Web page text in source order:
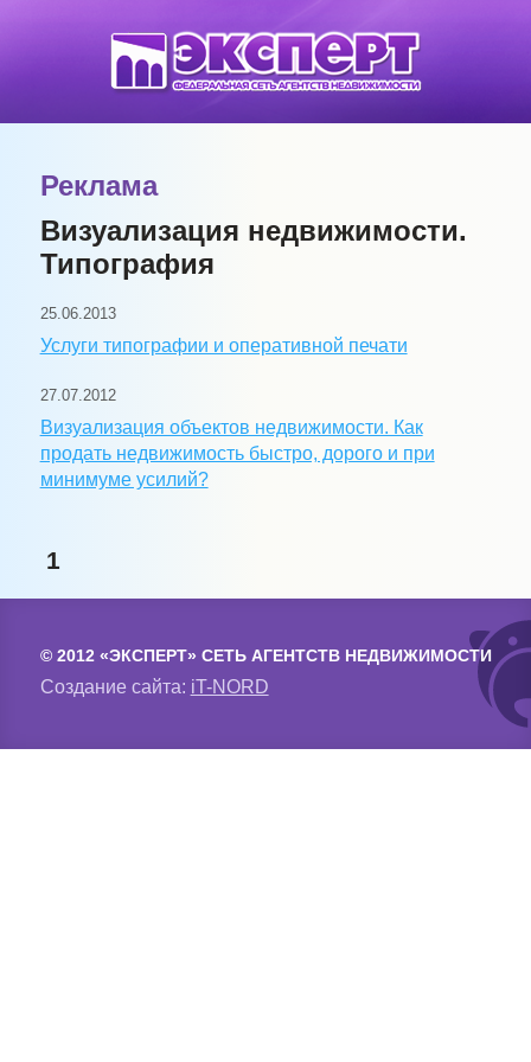
Реклама
Визуализация недвижимости.
Типография
25.06.2013
Услуги типографии и оперативной печати
27.07.2012
Визуализация объектов недвижимости. Как
продать недвижимость быстро, дорого и при
минимуме усилий?
1
© 2012 «ЭКСПЕРТ» СЕТЬ АГЕНТСТВ НЕДВИЖИМОСТИ
Создание сайта: iT-NORD